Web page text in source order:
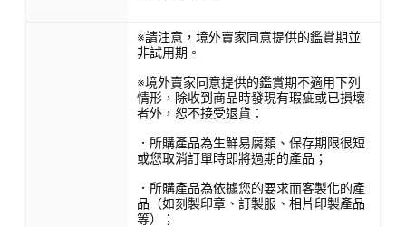
※請注意，境外賣家同意提供的鑑賞期並
非試用期。
※境外賣家同意提供的鑑賞期不適用下列
情形，除收到商品時發現有瑕疵或已損壞
者外，恕不接受退貨：
．所購產品為生鮮易腐類、保存期限很短
或您取消訂單時即將過期的產品；
．所購產品為依據您的要求而客製化的產
品（如刻製印章、訂製服、相片印製產品
等）；